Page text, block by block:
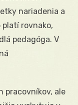
nariadenia a
rovnako,
pedagóga. V
pracovníkov, ale